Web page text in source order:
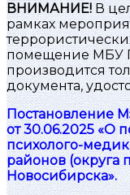
ВНИМАНИЕ! В
рамках
помещение МБУ
производится
документа,
Постановление
от 30.06.2025 «О
психолого-
районов (округа
Новосибирска».